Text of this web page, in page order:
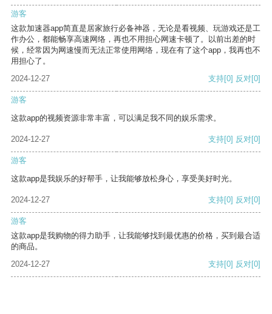
游客
这款加速器app简直是居家旅行必备神器，无论是看视频、玩游戏还是工
作办公，都能畅享高速网络，再也不用担心网速卡顿了。以前出差的时
候，经常因为网速慢而无法正常使用网络，现在有了这个app，我再也不
用担心了。
2024-12-27
支持[0] 反对[0]
游客
这款app的视频资源非常丰富，可以满足我不同的娱乐需求。
2024-12-27 支持[0] 反对[0]
游客
这款app是我娱乐的好帮手，让我能够放松身心，享受美好时光。
2024-12-27 支持[0] 反对[0]
游客
这款app是我购物的得力助手，让我能够找到最优惠的价格，买到最合适
的商品。
2024-12-27
支持[0] 反对[0]